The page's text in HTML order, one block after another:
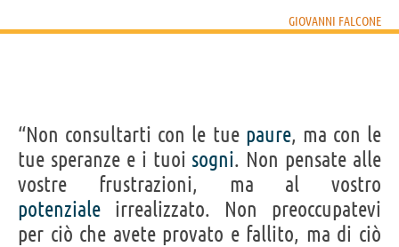
GIOVANNI FALCONE
“Non consultarti con le tue paure, ma con le
tue speranze e i tuoi sogni. Non pensate alle
vostre frustrazioni, ma al vostro
potenziale irrealizzato. Non preoccupatevi
per ciò che avete provato e fallito, ma di ciò